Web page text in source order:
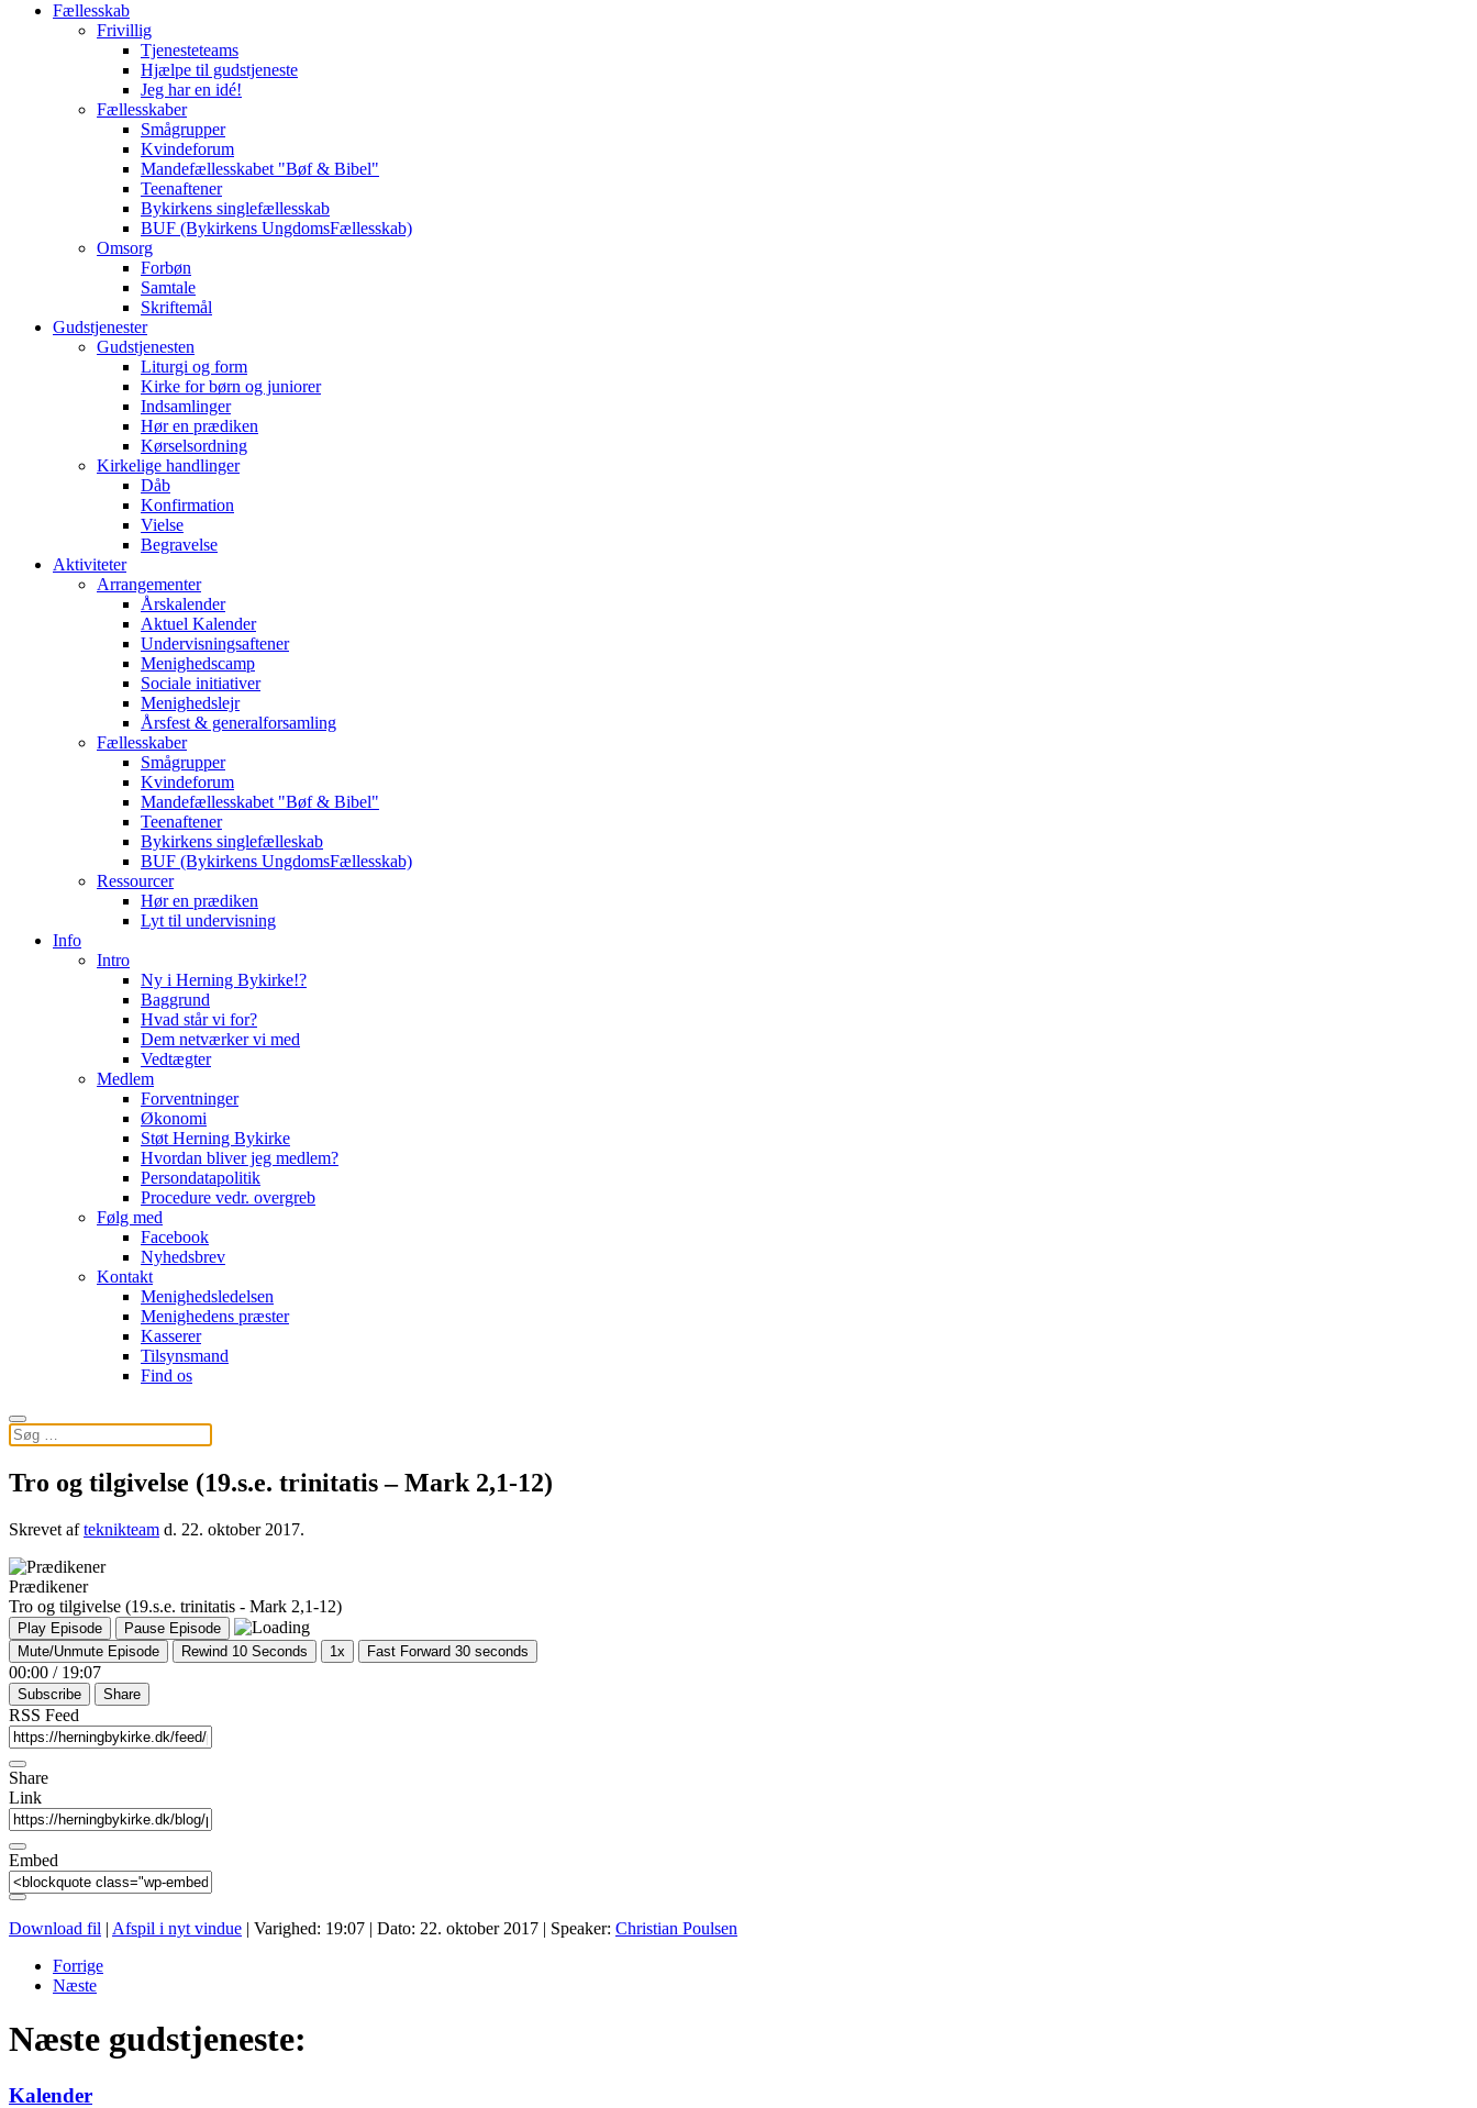
Fællesskab
Frivillig
Tjenesteteams
Hjælpe til gudstjeneste
Jeg har en idé!
Fællesskaber
Smågrupper
Kvindeforum
Mandefællesskabet "Bøf & Bibel"
Teenaftener
Bykirkens singlefællesskab
BUF (Bykirkens UngdomsFællesskab)
Omsorg
Forbøn
Samtale
Skriftemål
Gudstjenester
Gudstjenesten
Liturgi og form
Kirke for børn og juniorer
Indsamlinger
Hør en prædiken
Kørselsordning
Kirkelige handlinger
Dåb
Konfirmation
Vielse
Begravelse
Aktiviteter
Arrangementer
Årskalender
Aktuel Kalender
Undervisningsaftener
Menighedscamp
Sociale initiativer
Menighedslejr
Årsfest & generalforsamling
Fællesskaber
Smågrupper
Kvindeforum
Mandefællesskabet "Bøf & Bibel"
Teenaftener
Bykirkens singlefælleskab
BUF (Bykirkens UngdomsFællesskab)
Ressourcer
Hør en prædiken
Lyt til undervisning
Info
Intro
Ny i Herning Bykirke!?
Baggrund
Hvad står vi for?
Dem netværker vi med
Vedtægter
Medlem
Forventninger
Økonomi
Støt Herning Bykirke
Hvordan bliver jeg medlem?
Persondatapolitik
Procedure vedr. overgreb
Følg med
Facebook
Nyhedsbrev
Kontakt
Menighedsledelsen
Menighedens præster
Kasserer
Tilsynsmand
Find os
Tro og tilgivelse (19.s.e. trinitatis – Mark 2,1-12)
Skrevet afteknikteam d. 22. oktober 2017.
Prædikener
Tro og tilgivelse (19.s.e. trinitatis - Mark 2,1-12)
Play Episode
Pause Episode
Mute/Unmute Episode
Rewind 10 Seconds 1x Fast Forward 30 seconds
00:00 / 19:07
Subscribe Share
RSS Feed
Share
Link
Embed
Download fil | Afspil i nyt vindue | Varighed: 19:07 | Dato: 22. oktober 2017 | Speaker: Christian Poulsen
Forrige
Næste
Næste gudstjeneste:
Kalender